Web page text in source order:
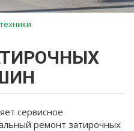
сервисное
ремонт затирочных